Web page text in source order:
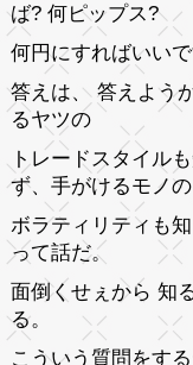
ば? 何ピップス?
何円にすればいい
答えは、 答えよう
るヤツの
トレードスタイル
ず、手がけるモノの
ボラティリティも
って話だ。
面倒くせぇから 知
る。
こういう質問をす